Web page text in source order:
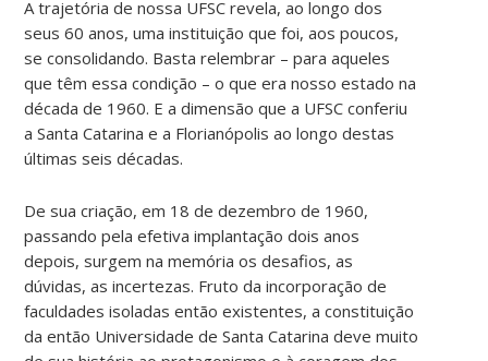
A trajetória de nossa UFSC revela, ao longo dos
seus 60 anos, uma instituição que foi, aos poucos,
se consolidando. Basta relembrar – para aqueles
que têm essa condição – o que era nosso estado na
década de 1960. E a dimensão que a UFSC conferiu
a Santa Catarina e a Florianópolis ao longo destas
últimas seis décadas.
De sua criação, em 18 de dezembro de 1960,
passando pela efetiva implantação dois anos
depois, surgem na memória os desafios, as
dúvidas, as incertezas. Fruto da incorporação de
faculdades isoladas então existentes, a constituição
da então Universidade de Santa Catarina deve muito